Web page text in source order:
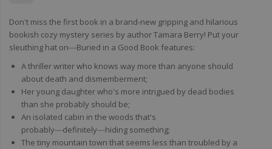
Don't miss the first book in a brand-new gripping and hilarious
bookish cozy mystery series by author Tamara Berry! Put your
sleuthing hat on―Buried in a Good Book features:
A thriller writer who knows way more than anyone should
about death and dismemberment;
Her young daughter who's more intrigued by dead bodies
than she probably should be;
An isolated cabin in the woods that's
probably―definitely―hiding something;
The tiny mountain town that seems less than troubled by a